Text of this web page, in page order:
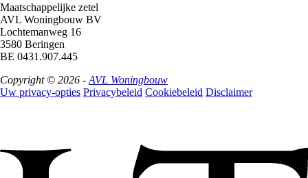
Maatschappelijke zetel
AVL Woningbouw BV
Lochtemanweg 16
3580 Beringen
BE 0431.907.445
Copyright © 2026 - AVL Woningbouw
Uw privacy-opties Privacybeleid Cookiebeleid Disclaimer